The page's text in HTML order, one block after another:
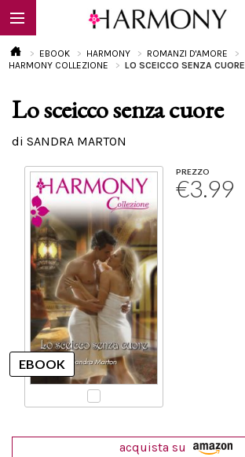
EBOOK
Calendario
EBOOK HARMONY
ROMANZI D'AMORE
HARMONY COLLEZIONE
LO SCEICCO SENZA CUORE
Lo sceicco senza cuore
di SANDRA MARTON
PREZZO
€3.99
acquista su